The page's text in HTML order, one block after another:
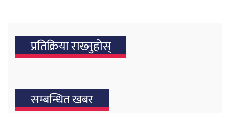
प्रतिक्रिया राख्‍नुहोस्
सम्बन्धित खबर